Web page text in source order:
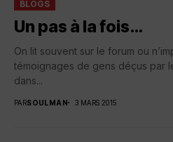
BLOGS
Un pas à la fois…
On lit souvent sur le forum ou
témoignages de gens déçus par
dans...
PARSOULMAN 3 MARS 2015